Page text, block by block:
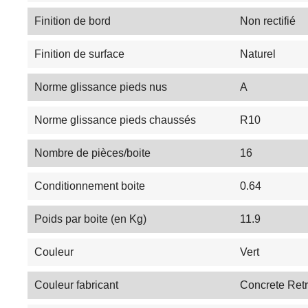
Finition de bord Non rectifié
Finition de surface Naturel
Norme glissance pieds nus A
Norme glissance pieds chaussés R10
Nombre de pièces/boite 16
Conditionnement boite 0.64
Poids par boite (en Kg) 11.9
Couleur Vert
Couleur fabricant Concrete